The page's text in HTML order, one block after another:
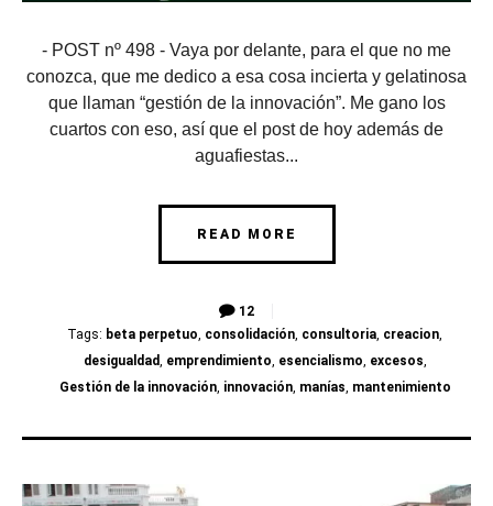
- POST nº 498 - Vaya por delante, para el que no me
conozca, que me dedico a esa cosa incierta y gelatinosa
que llaman “gestión de la innovación”. Me gano los
cuartos con eso, así que el post de hoy además de
aguafiestas...
READ MORE
12
Tags: beta perpetuo, consolidación, consultoria, creacion,
desigualdad, emprendimiento, esencialismo, excesos,
Gestión de la innovación, innovación, manías, mantenimiento